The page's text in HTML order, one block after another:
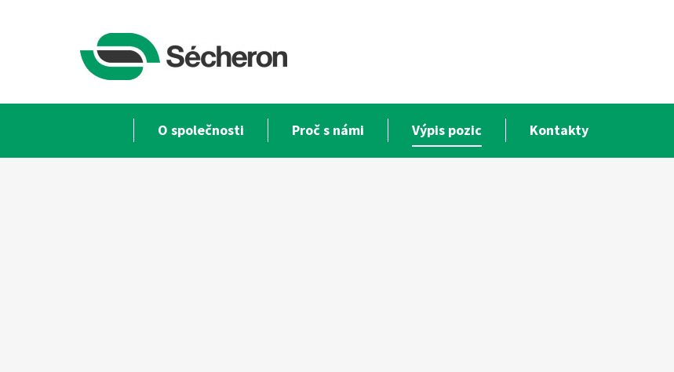
O společnosti Proč s námi Výpis pozic Kontakty